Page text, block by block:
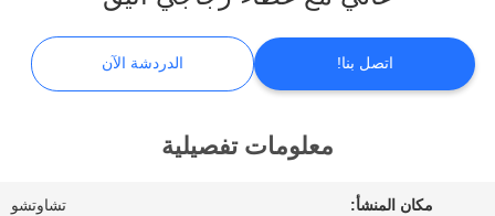
الافتراضي
اتصل بنا! الدردشة الآن
معلومات تفصيلية
مكان المنشأ: تشاوتشو